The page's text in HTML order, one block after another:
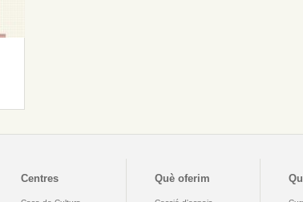
Centres Què oferim